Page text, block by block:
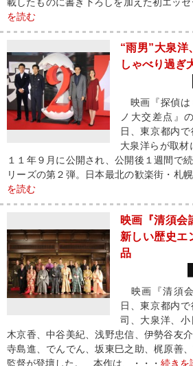
を読む
“雨男”大泉
しゃべり過ぎ
映画『探偵
ノ大交差点』
日、東京都内
大泉洋らが取
１１年９月に公開され、公開後１週間で
リーズの第２弾。日本最北の歓楽街・札
を読む
映画『清須
新しい歴史エ
品
映画『清須
日、東京都内
司、大泉洋、
木京香、中谷美紀、浅野忠信、伊勢谷友
寺島進、でんでん、坂東巳之助、梶原善
監督が登壇した。 本作は、・・・ 続きを